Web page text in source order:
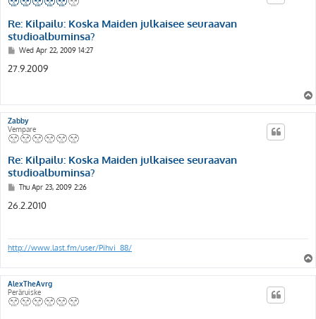
Re: Kilpailu: Koska Maiden julkaisee seuraavan
studioalbuminsa?
P
s
Wed Apr 22, 2009 14:27
27.9.2009
Zabby
Vempare
Re: Kilpailu: Koska Maiden julkaisee seuraavan
studioalbuminsa?
P
s
t
Thu Apr 23, 2009 2:26
26.2.2010
http://www.last.fm/user/Pihvi_88/
AlexTheAvrg
Peräruiske